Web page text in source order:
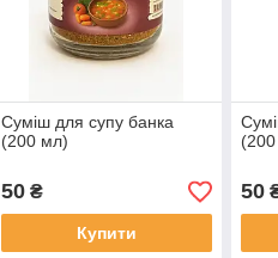
Суміш для супу банка
(200 мл)
50₴
Купити
50